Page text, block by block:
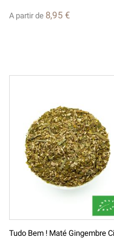
A partir de 8,95 €